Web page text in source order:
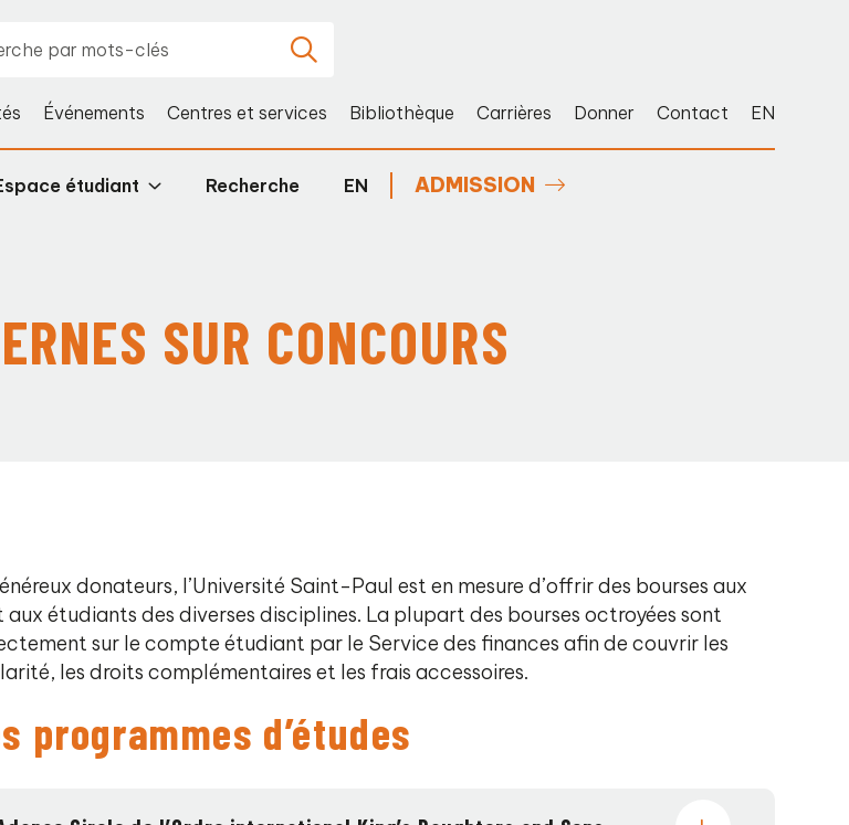
Événements Centres et services Bibliothèque Carrières Donner Contact EN
étudiant Recherche EN ADMISSION
SUR CONCOURS
donateurs, l’Université Saint-Paul est en mesure d’offrir des bourses aux
étudiants des diverses disciplines. La plupart des bourses octroyées sont
sur le compte étudiant par le Service des finances afin de couvrir les
les droits complémentaires et les frais accessoires.
programmes d’études